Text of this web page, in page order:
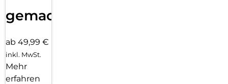
gemacht!
ab 49,99 €
inkl. MwSt.
Mehr
erfahren